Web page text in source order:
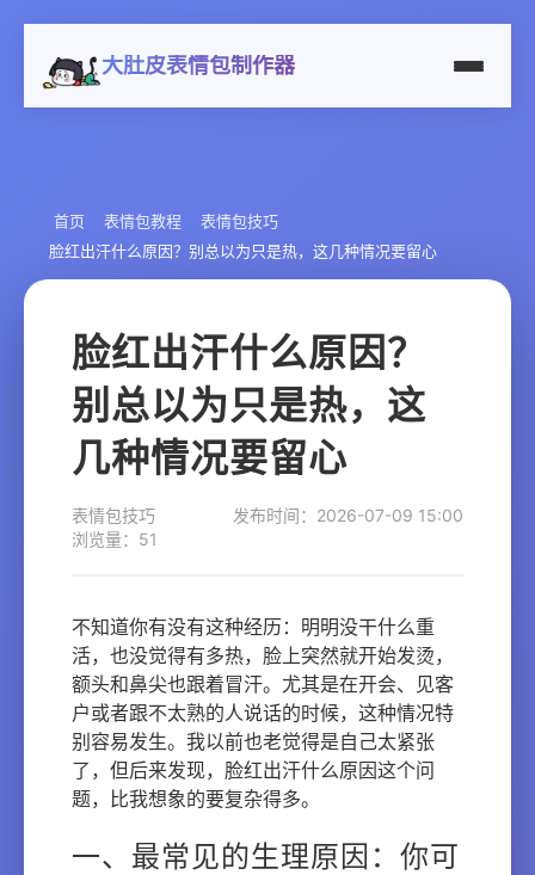
大肚皮表情包制作器
首页 表情包教程
表情包技巧
脸红出汗什么原因？别总以为只是热，这几种情况要留心
脸红出汗什么原因？
别总以为只是热，这
几种情况要留心
表情包技巧
发布时间：2026-07-09 15:00
浏览量：51
不知道你有没有这种经历：明明没干什么重
活，也没觉得有多热，脸上突然就开始发烫，
额头和鼻尖也跟着冒汗。尤其是在开会、见客
户或者跟不太熟的人说话的时候，这种情况特
别容易发生。我以前也老觉得是自己太紧张
了，但后来发现，脸红出汗什么原因这个问
题，比我想象的要复杂得多。
一、最常见的生理原因：你可